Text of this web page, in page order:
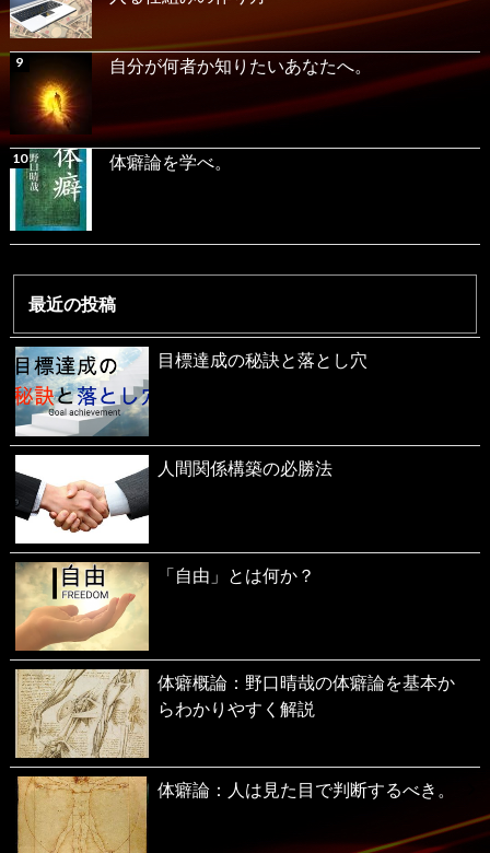
自分が何者か知りたいあなたへ。
体癖論を学べ。
最近の投稿
目標達成の秘訣と落とし穴
人間関係構築の必勝法
「自由」とは何か？
体癖概論：野口晴哉の体癖論を基本か
らわかりやすく解説
体癖論：人は見た目で判断するべき。